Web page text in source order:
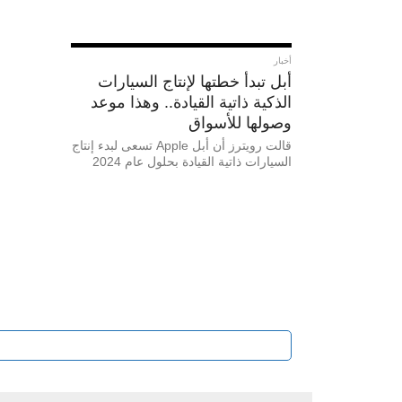
أخبار
أبل تبدأ خطتها لإنتاج السيارات
الذكية ذاتية القيادة.. وهذا موعد
وصولها للأسواق
قالت رويترز أن أبل Apple تسعى لبدء إنتاج
السيارات ذاتية القيادة بحلول عام 2024